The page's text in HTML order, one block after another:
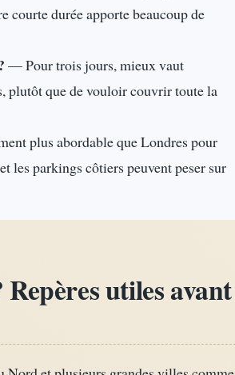
courte durée apporte beaucoup de
— Pour trois jours, mieux vaut
plutôt que de vouloir couvrir toute la
plus abordable que Londres pour
les parkings côtiers peuvent peser sur
utiles avant